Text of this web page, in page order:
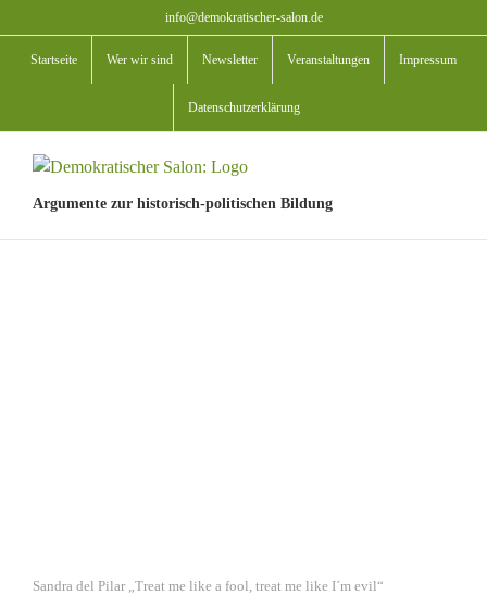
Inhalt
springen
info@demokratischer-salon.de
Startseite Wer wir sind Newsletter Veranstaltungen Impressum
Datenschutzerklärung
Argumente zur historisch-politischen Bildung
Sandra del Pilar „Treat me like a fool, treat me like I´m evil“